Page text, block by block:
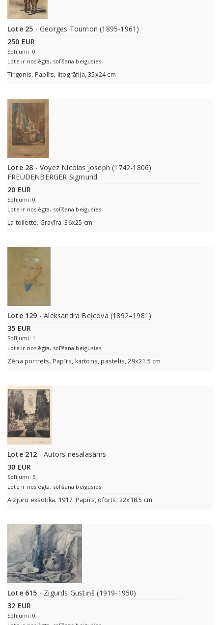
Lote 25 - Georges Tournon (1895-1961)
250 EUR
Solījumi: 0
Lote ir noslēgta, solīšana beigusies
Tirgonis. Papīrs, litogrāfija, 35x24 cm
Lote 28 - Voyez Nicolas Joseph (1742-1806)
FREUDENBERGER Sigmund
20 EUR
Solījumi: 0
Lote ir noslēgta, solīšana beigusies
La toilette. Gravīra. 36x25 cm
Lote 129 - Aleksandra Beļcova (1892–1981)
35 EUR
Solījumi: 1
Lote ir noslēgta, solīšana beigusies
Zēna portrets. Papīrs, kartons, pastelis, 29x21.5 cm
Lote 212 - Autors nesalasāms
30 EUR
Solījumi: 5
Lote ir noslēgta, solīšana beigusies
Aizjūru eksotika. 1917. Papīrs, oforts, 22x18.5 cm
Lote 615 - Zigurds Gustiņš (1919-1950)
32 EUR
Solījumi: 0